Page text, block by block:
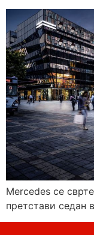
Mercedes се
претстави седан